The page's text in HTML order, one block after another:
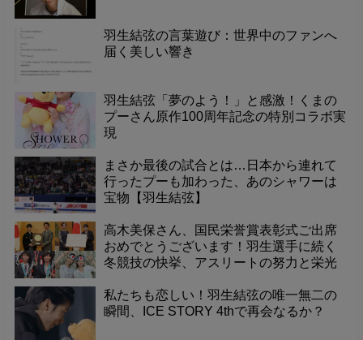
羽生結弦の言葉遊び：世界中のファンへ
届く美しい響き
羽生結弦「夢のよう！」と感激！くまの
プーさん原作100周年記念の特別コラボ実
現
まさか最後の試合とは…日本から連れて
行ったプーも加わった、あのシャワーは
宝物【羽生結弦】
高木美保さん、国民栄誉賞表彰式ご出席
おめでとうございます！羽生選手に続く
冬競技の快挙、アスリートの努力と栄光
私たちも恋しい！羽生結弦の唯一無二の
瞬間、ICE STORY 4thで再会なるか？